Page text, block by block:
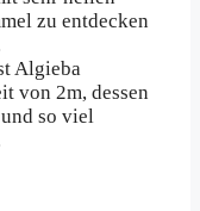
zu entdecken
Algieba
von 2m, dessen
so viel